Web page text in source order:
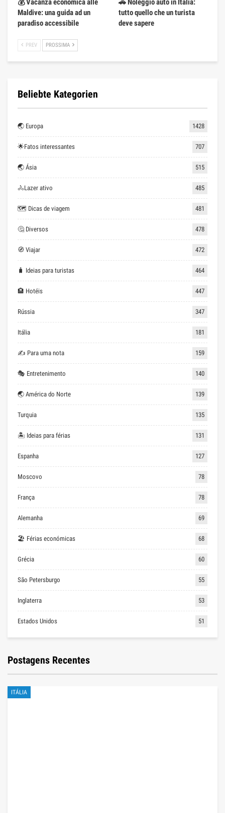
Maldive: una guida ad un
paradiso accessibile
tutto quello che un turista
deve sapere
PREV PROSSIMA
Beliebte Kategorien
🌏 Europa 1428
🌟Fatos interessantes 707
🌏 Ásia 515
🚴Lazer ativo 485
🗺 Dicas de viagem 481
🤔 Diversos 478
🧭 Viajar 472
🧳 Ideias para turistas 464
🏨 Hotéis 447
Rússia 347
Itália 181
✍ Para uma nota 159
🎭 Entretenimento 140
🌏 América do Norte 139
Turquia 135
🏝 Ideias para férias 131
Espanha 127
Moscovo 78
França 78
Alemanha 69
🏖 Férias económicas 68
Grécia 60
São Petersburgo 55
Inglaterra 53
Estados Unidos 51
Postagens Recentes
ITÁLIA